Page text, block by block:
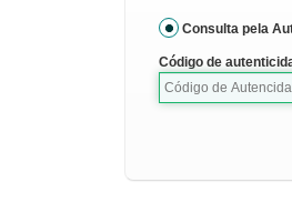
Consulta pela
Código de